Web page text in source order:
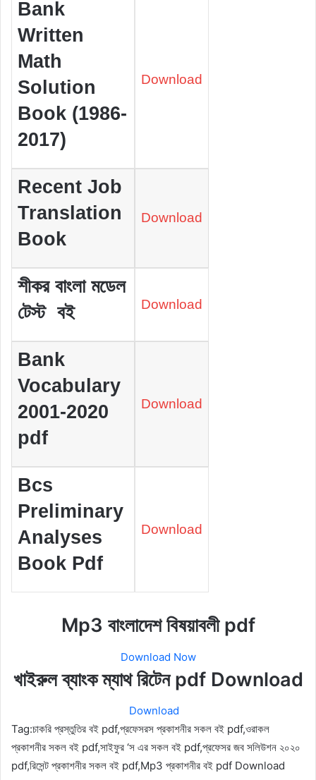
Bank
Written
Math
Solution
Book (1986-
2017)
Download
Recent Job
Translation
Book
Download
শীকর বাংলা মডেল
টেস্ট বই
Download
Bank
Vocabulary
2001-2020
pdf
Download
Bcs
Preliminary
Analyses
Book Pdf
Download
Mp3 বাংলাদেশ বিষয়াবলী pdf
Download Now
খাইরুল ব্যাংক ম্যাথ রিটেন pdf Download
Download
Tag:চাকরি প্রস্তুতির বই pdf,প্রফেসরস প্রকাশনীর সকল বই pdf,ওরাকল
প্রকাশনীর সকল বই pdf,সাইফুর ‘স এর সকল বই pdf,প্রফেসর জব সলিউশন ২০২০
pdf,রিসেন্ট প্রকাশনীর সকল বই pdf,Mp3 প্রকাশনীর বই pdf Download